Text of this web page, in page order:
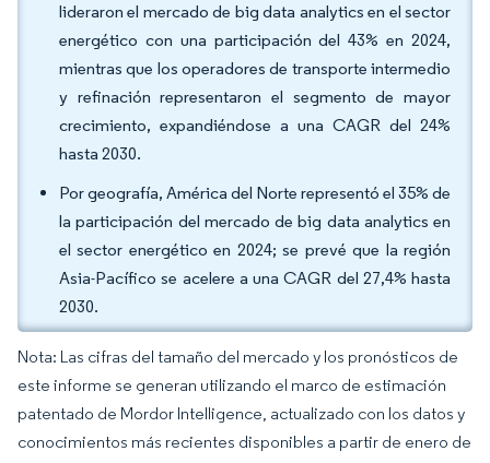
lideraron el mercado de big data analytics en el sector
energético con una participación del 43% en 2024,
mientras que los operadores de transporte intermedio
y refinación representaron el segmento de mayor
crecimiento, expandiéndose a una CAGR del 24%
hasta 2030.
Por geografía, América del Norte representó el 35% de
la participación del mercado de big data analytics en
el sector energético en 2024; se prevé que la región
Asia-Pacífico se acelere a una CAGR del 27,4% hasta
2030.
Nota: Las cifras del tamaño del mercado y los pronósticos de
este informe se generan utilizando el marco de estimación
patentado de Mordor Intelligence, actualizado con los datos y
conocimientos más recientes disponibles a partir de enero de